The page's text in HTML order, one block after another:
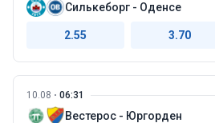
Силькеборг - Оденсе
2.55 3.70
10.08 06:31
Вестерос - Юргорден